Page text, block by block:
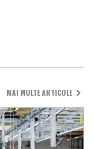
MAI MULTE ARTICOLE